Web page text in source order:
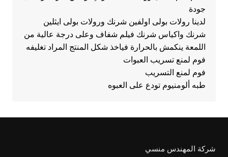
جودة
لدينا رولات بولى اولفين شرنك ورولات بولى ايثلين
شرنك واكياس شرنك فيلم شفاف وعلى درجة عالية من
اللمعة ينكمش بالحرارة فياخذ شكل المنتج المراد تغليفه
فوم لمنع تسريب العبوات
فوم لمنع التسريب
طبه ألومنيوم تودع على العبوه
شركة المهندس منسي